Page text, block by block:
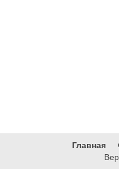
Главная